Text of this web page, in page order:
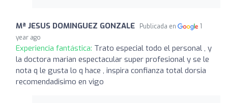
Mª JESUS DOMINGUEZ GONZALE Publicada en
1
year ago
Experiencia fantástica: Trato especial todo el personal , y
la doctora marian espectacular super profesional y se le
nota q le gusta lo q hace , inspira confianza total dorsia
recomendadisimo en vigo